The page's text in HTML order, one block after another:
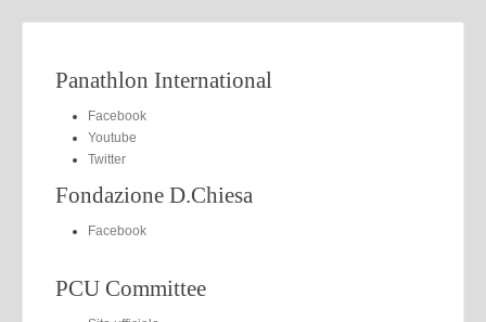
Panathlon International
Facebook
Youtube
Twitter
Fondazione D.Chiesa
Facebook
PCU Committee